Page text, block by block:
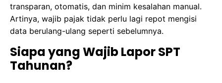
transparan, otomatis, dan minim kesalahan manual.
Artinya, wajib pajak tidak perlu lagi repot mengisi
data berulang-ulang seperti sebelumnya.
Siapa yang Wajib Lapor SPT
Tahunan?